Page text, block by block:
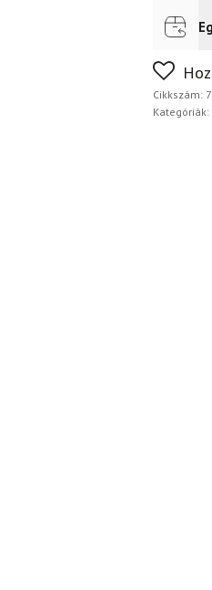
Golden
Lime
mennyiség
Futár
FoxPost
Nem
napon
Cikkszám:
Kategóriák: